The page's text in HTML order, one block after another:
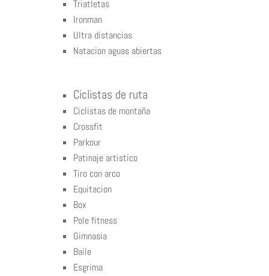
Triatletas
Ironman
Ultra distancias
Natacion aguas abiertas
Ciclistas de ruta
Ciclistas de montaña
Crossfit
Parkour
Patinaje artistico
Tiro con arco
Equitacion
Box
Pole fitness
Gimnasia
Baile
Esgrima